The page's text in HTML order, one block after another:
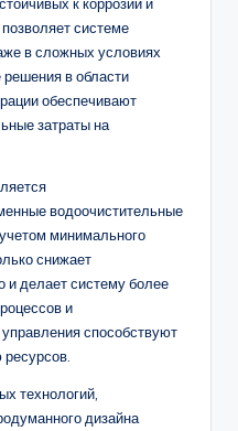
системе
в сложных условиях
в области
обеспечивают
затраты на
водоочистительные
минимального
снижает
и делает систему более
и
способствуют
технологий,
дизайна